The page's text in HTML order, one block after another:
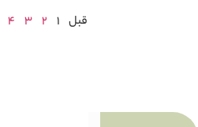
قبل 1
2
3
4